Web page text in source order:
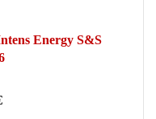
Energy S&S